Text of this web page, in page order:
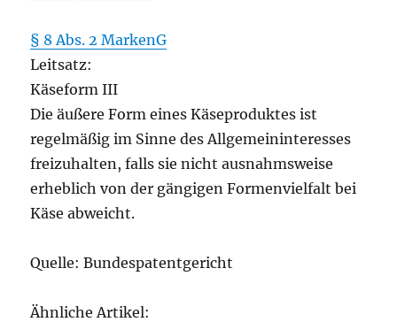
§ 8 Abs. 2 MarkenG
Leitsatz:
Käseform III
Die äußere Form eines Käseproduktes ist
regelmäßig im Sinne des Allgemeininteresses
freizuhalten, falls sie nicht ausnahmsweise
erheblich von der gängigen Formenvielfalt bei
Käse abweicht.
Quelle: Bundespatentgericht
Ähnliche Artikel: